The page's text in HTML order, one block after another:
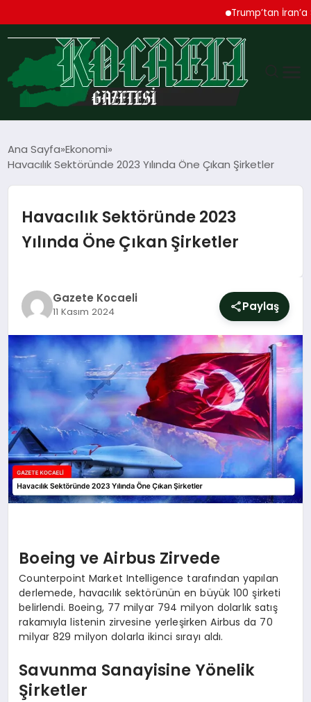
Trump’tan İran’a Sert
EKONOMI
SPOR
SIYASET
YAŞAM
DÜNYA
SAĞLIK
EĞITIM
Ana Sayfa Ekonomi
Havacılık Sektöründe 2023 Yılında Öne Çıkan Şirketler
Havacılık Sektöründe 2023
Yılında Öne Çıkan Şirketler
Gazete Kocaeli
11 Kasım 2024 Paylaş
Boeing ve Airbus Zirvede
Counterpoint Market Intelligence tarafından yapılan
derlemede, havacılık sektörünün en büyük 100 şirketi
belirlendi. Boeing, 77 milyar 794 milyon dolarlık satış
rakamıyla listenin zirvesine yerleşirken Airbus da 70
milyar 829 milyon dolarla ikinci sırayı aldı.
Savunma Sanayisine Yönelik
Şirketler